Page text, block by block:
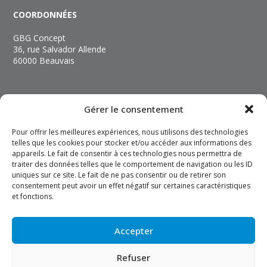
Gérer le consentement
Pour offrir les meilleures expériences, nous utilisons des technologies
telles que les cookies pour stocker et/ou accéder aux informations des
appareils. Le fait de consentir à ces technologies nous permettra de
traiter des données telles que le comportement de navigation ou les ID
uniques sur ce site. Le fait de ne pas consentir ou de retirer son
consentement peut avoir un effet négatif sur certaines caractéristiques
et fonctions.
Accepter
Refuser
COORDONNÉES
GBG Concept
36, rue Salvador Allende
60000 Beauvais
contact@gbgconcept.com
INFOS
Mentions légales
Politique de confidentialité